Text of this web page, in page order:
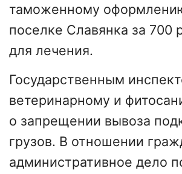
таможенному
поселке Славянка за 700
для лечения.
Государственным
ветеринарному и
о запрещении вывоза
грузов. В отношении
административное дело